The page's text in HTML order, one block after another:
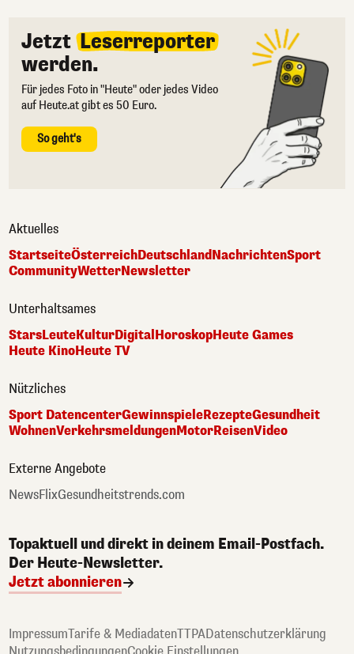
Jetzt Leserreporter
werden.
Für jedes Foto in "Heute" oder jedes Video
auf Heute.at gibt es 50 Euro.
So geht's
Aktuelles
StartseiteÖsterreichDeutschlandNachrichtenSport
CommunityWetterNewsletter
Unterhaltsames
StarsLeuteKulturDigital HoroskopHeute Games
Heute KinoHeute TV
Nützliches
Sport DatencenterGewinnspieleRezepteGesundheit
WohnenVerkehrsmeldungenMotorReisenVideo
Externe Angebote
NewsFlixGesundheitstrends.com
Topaktuell und direkt in deinem Email-Postfach.
Der Heute-Newsletter.
Jetzt abonnieren
ImpressumTarife & MediadatenTTPADatenschutzerklärung